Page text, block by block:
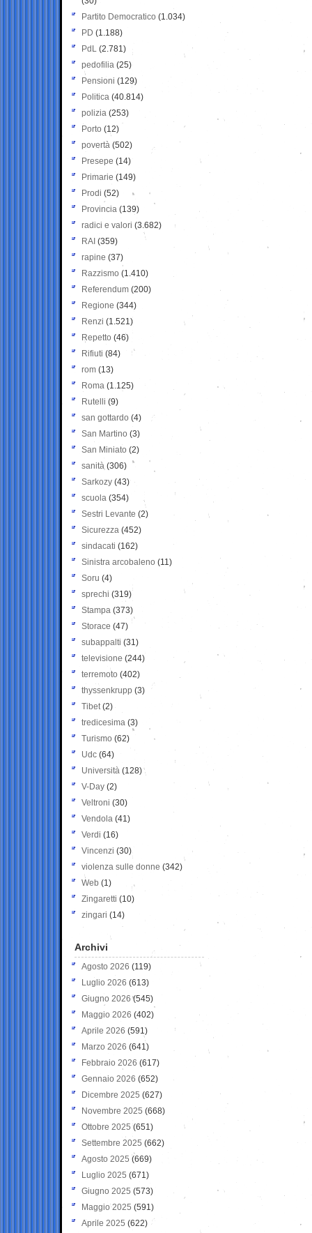
Partito Democratico (1.034)
PD (1.188)
PdL (2.781)
pedofilia (25)
Pensioni (129)
Politica (40.814)
polizia (253)
Porto (12)
povertà (502)
Presepe (14)
Primarie (149)
Prodi (52)
Provincia (139)
radici e valori (3.682)
RAI (359)
rapine (37)
Razzismo (1.410)
Referendum (200)
Regione (344)
Renzi (1.521)
Repetto (46)
Rifiuti (84)
rom (13)
Roma (1.125)
Rutelli (9)
san gottardo (4)
San Martino (3)
San Miniato (2)
sanità (306)
Sarkozy (43)
scuola (354)
Sestri Levante (2)
Sicurezza (452)
sindacati (162)
Sinistra arcobaleno (11)
Soru (4)
sprechi (319)
Stampa (373)
Storace (47)
subappalti (31)
televisione(244)
terremoto (402)
thyssenkrupp (3)
Tibet(2)
tredicesima (3)
Turismo (62)
Udc (64)
Università (128)
V-Day (2)
Veltroni (30)
Vendola (41)
Verdi (16)
Vincenzi (30)
violenza sulle donne (342)
Web (1)
Zingaretti (10)
zingari (14)
Archivi
Agosto 2026 (119)
Luglio 2026 (613)
Giugno 2026 (545)
Maggio 2026 (402)
Aprile 2026 (591)
Marzo 2026 (641)
Febbraio 2026 (617)
Gennaio 2026 (652)
Dicembre 2025 (627)
Novembre 2025 (668)
Ottobre 2025 (651)
Settembre 2025 (662)
Agosto 2025 (669)
Luglio 2025 (671)
Giugno 2025 (573)
Maggio 2025 (591)
Aprile 2025 (622)